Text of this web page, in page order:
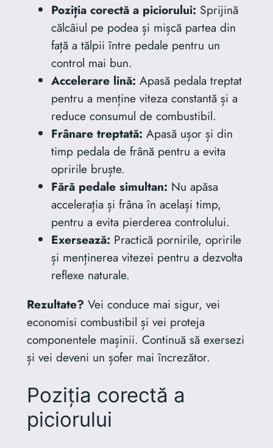
Poziția corectă a piciorului: Sprijină
călcâiul pe podea și mișcă partea din
față a tălpii între pedale pentru un
control mai bun.
Accelerare lină: Apasă pedala treptat
pentru a menține viteza constantă și a
reduce consumul de combustibil.
Frânare treptată: Apasă ușor și din
timp pedala de frână pentru a evita
opririle bruște.
Fără pedale simultan: Nu apăsa
accelerația și frâna în același timp,
pentru a evita pierderea controlului.
Exersează: Practică pornirile, opririle
și menținerea vitezei pentru a dezvolta
reflexe naturale.
Rezultate? Vei conduce mai sigur, vei
economisi combustibil și vei proteja
componentele mașinii. Continuă să exersezi
și vei deveni un șofer mai încrezător.
Poziția corectă a
piciorului